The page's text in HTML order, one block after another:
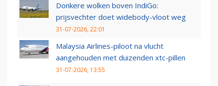
Donkere wolken boven IndiGo:
prijsvechter doet widebody-vloot weg
31-07-2026, 22:01
Malaysia Airlines-piloot na vlucht
aangehouden met duizenden xtc-pillen
31-07-2026, 13:55